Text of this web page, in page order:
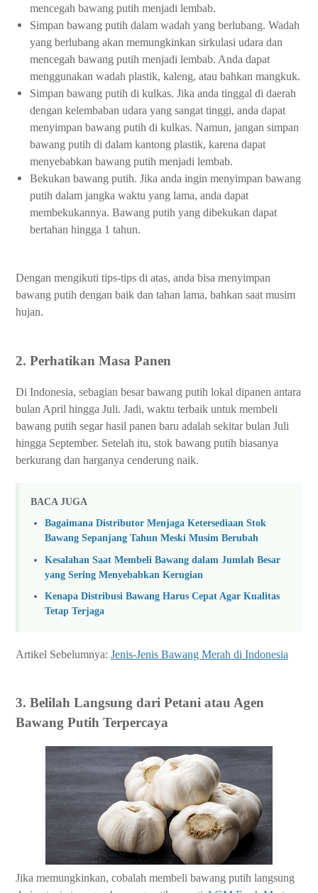
mencegah bawang putih menjadi lembab.
Simpan bawang putih dalam wadah yang berlubang. Wadah
yang berlubang akan memungkinkan sirkulasi udara dan
mencegah bawang putih menjadi lembab. Anda dapat
menggunakan wadah plastik, kaleng, atau bahkan mangkuk.
Simpan bawang putih di kulkas. Jika anda tinggal di daerah
dengan kelembaban udara yang sangat tinggi, anda dapat
menyimpan bawang putih di kulkas. Namun, jangan simpan
bawang putih di dalam kantong plastik, karena dapat
menyebabkan bawang putih menjadi lembab.
Bekukan bawang putih. Jika anda ingin menyimpan bawang
putih dalam jangka waktu yang lama, anda dapat
membekukannya. Bawang putih yang dibekukan dapat
bertahan hingga 1 tahun.
Dengan mengikuti tips-tips di atas, anda bisa menyimpan
bawang putih dengan baik dan tahan lama, bahkan saat musim
hujan.
2. Perhatikan Masa Panen
Di Indonesia, sebagian besar bawang putih lokal dipanen antara
bulan April hingga Juli. Jadi, waktu terbaik untuk membeli
bawang putih segar hasil panen baru adalah sekitar bulan Juli
hingga September. Setelah itu, stok bawang putih biasanya
berkurang dan harganya cenderung naik.
BACA JUGA
Bagaimana Distributor Menjaga Ketersediaan Stok
Bawang Sepanjang Tahun Meski Musim Berubah
Kesalahan Saat Membeli Bawang dalam Jumlah Besar
yang Sering Menyebabkan Kerugian
Kenapa Distribusi Bawang Harus Cepat Agar Kualitas
Tetap Terjaga
Artikel Sebelumnya: Jenis-Jenis Bawang Merah di Indonesia
3. Belilah Langsung dari Petani atau Agen
Bawang Putih Terpercaya
Jika memungkinkan, cobalah membeli bawang putih langsung